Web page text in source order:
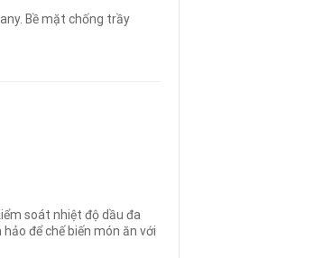
Bề mặt chống trầy
soát nhiệt độ dầu đa
để chế biến món ăn với